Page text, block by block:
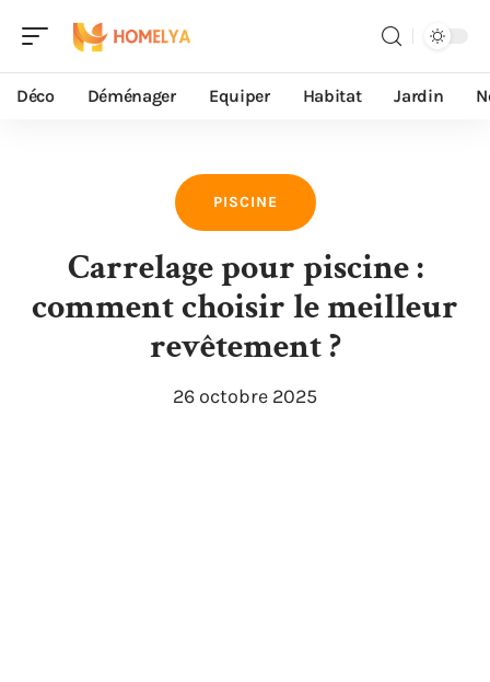
Déco Déménager Equiper Habitat Jardin
PISCINE
Carrelage pour piscine :
comment choisir le meilleur
revêtement ?
26 octobre 2025